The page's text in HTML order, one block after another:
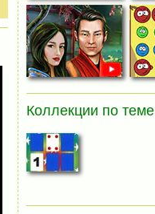
Коллекции по теме